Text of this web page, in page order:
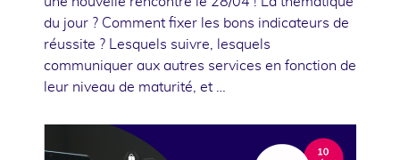
du jour ? Comment fixer les bons indicateurs de
réussite ? Lesquels suivre, lesquels
communiquer aux autres services en fonction de
leur niveau de maturité, et …